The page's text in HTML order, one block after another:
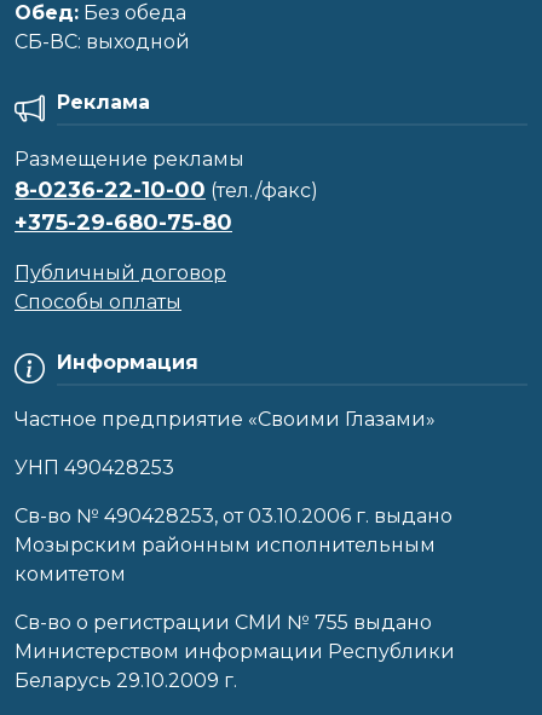
Обед: Без обеда
CБ-ВС: выходной
Информация
Частное предприятие «Своими Глазами»
УНП 490428253
Cв-во № 490428253, от 03.10.2006 г. выдано
Мозырским районным исполнительным
комитетом
Св-во о регистрации СМИ № 755 выдано
Министерством информации Республики
Беларусь 29.10.2009 г.
Реклама
Размещение рекламы
8-0236-22-10-00 (тел./факс)
+375-29-680-75-80
Публичный договор
Способы оплаты